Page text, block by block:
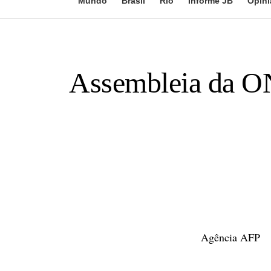
Assembleia da
Agência AFP